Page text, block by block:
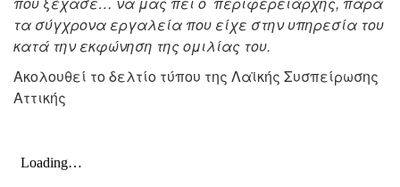
τα σύγχρονα εργαλεία που είχε στην υπηρεσία του
κατά την εκφώνηση της ομιλίας του.
Ακολουθεί το δελτίο τύπου της Λαϊκής Συσπείρωσης
Αττικής